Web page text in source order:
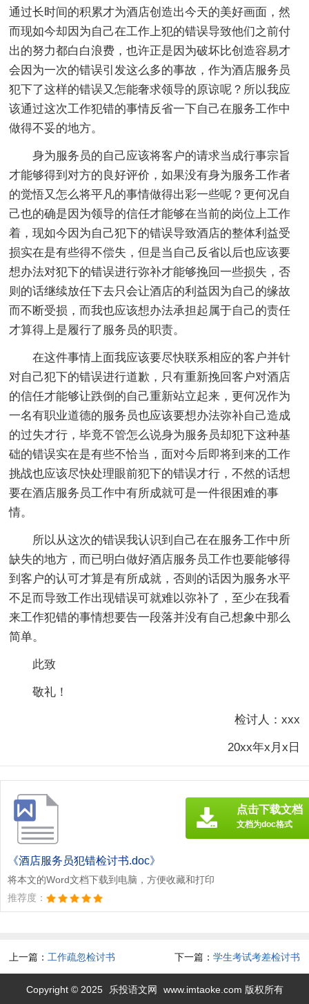
通过长时间的积累才为酒店创造出今天的美好画面，然
而现如今却因为自己在工作上犯的错误导致他们之前付
出的努力都白白浪费，也许正是因为破坏比创造容易才
会因为一次的错误引发这么多的事故，作为酒店服务员
犯下了这样的错误又怎能奢求领导的原谅呢？所以我应
该通过这次工作犯错的事情反省一下自己在服务工作中
做得不妥的地方。
身为服务员的自己应该将客户的请求当成行事宗旨
才能够得到对方的良好评价，如果没有身为服务工作者
的觉悟又怎么将平凡的事情做得出彩一些呢？更何况自
己也的确是因为领导的信任才能够在当前的岗位上工作
着，现如今因为自己犯下的错误导致酒店的整体利益受
损实在是有些得不偿失，但是当自己反省以后也应该要
想办法对犯下的错误进行弥补才能够挽回一些损失，否
则的话继续放任下去只会让酒店的利益因为自己的缘故
而不断受损，而我也应该想办法承担起属于自己的责任
才算得上是履行了服务员的职责。
在这件事情上面我应该要尽快联系相应的客户并针
对自己犯下的错误进行道歉，只有重新挽回客户对酒店
的信任才能够让跌倒的自己重新站立起来，更何况作为
一名有职业道德的服务员也应该要想办法弥补自己造成
的过失才行，毕竟不管怎么说身为服务员却犯下这种基
础的错误实在是有些不恰当，面对今后即将到来的工作
挑战也应该尽快处理眼前犯下的错误才行，不然的话想
要在酒店服务员工作中有所成就可是一件很困难的事
情。
所以从这次的错误我认识到自己在在服务工作中所
缺失的地方，而已明白做好酒店服务员工作也要能够得
到客户的认可才算是有所成就，否则的话因为服务水平
不足而导致工作出现错误可就难以弥补了，至少在我看
来工作犯错的事情想要告一段落并没有自己想象中那么
简单。
此致
敬礼！
检讨人：xxx
20xx年x月x日
《酒店服务员犯错检讨书.doc》
将本文的Word文档下载到电脑，方便收藏和打印
推荐度：
点击下载文档
文档为doc格式
上一篇： 工作疏忽检讨书 下一篇： 学生考试考差检讨书
Copyright © 2025 乐投语文网 www.imtaoke.com 版权所有